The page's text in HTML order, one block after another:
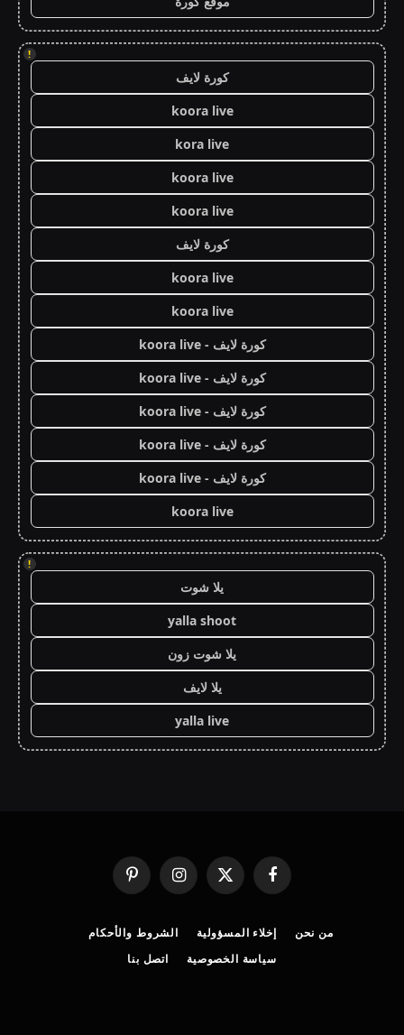
!
كورة لايف
koora live
kora live
koora live
koora live
كورة لايف
koora live
koora live
كورة لايف - koora live
كورة لايف - koora live
كورة لايف - koora live
كورة لايف - koora live
كورة لايف - koora live
koora live
!
يلا شوت
yalla shoot
يلا شوت زون
يلا لايف
yalla live
فيسبوك
X
(Twitter)
الانستغرامبينتيريست
من نحن إخلاء المسؤولية
الشروط والأحكام
سياسة الخصوصية
اتصل بنا